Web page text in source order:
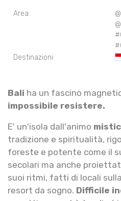
Area:
Destinazioni:
Bali ha un fascino
impossibile resistere.
E' un'isola dall'animo
tradizione e spiritualità,
foreste e potente come il
secolari ma anche
suoi ritmi, fatti di locali
resort da sogno. Difficile